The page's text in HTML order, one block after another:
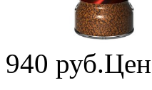
940 руб.